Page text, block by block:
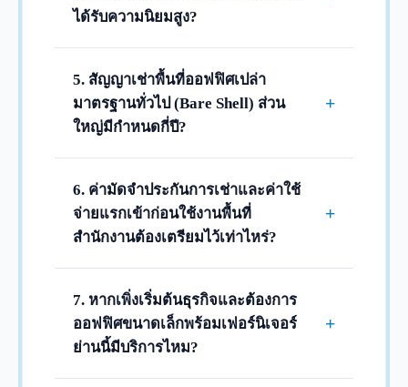
รถไฟฟ้าสายสีส้ม (ช่วงศูนย์วัฒนธรรมฯ-
และใกล้จุดขึ้นลงทางด่วนศรีรัช มอเตอร์เวย์
ทำให้เดินทางไปสนามบินสุวรรณภูมิหรือนิคม
อุตสาหกรรมฝั่งตะวันออกได้ง่ายมากครับ
ได้รับความนิยมสูง?
เช่น อาคารโอสถสภา, อาคารยูเอ็ม ทาวเวอร์
(UM Tower) ใกล้แยกคลองตัน, อาคารศุภาลัย
แกรนด์ ทาวเวอร์, อาคารโมเดิร์นฟอร์ม
รวมถึงตึกออฟฟิศมิกซ์ยูสใหม่ๆ ที่ตั้งอยู่ใกล้
ห้างสรรพสินค้าชั้นนำในย่านนี้ครับ
5. สัญญาเช่าพื้นที่ออฟฟิศเปล่า
มาตรฐานทั่วไป (Bare Shell) ส่วน
ใหญ่มีกำหนดกี่ปี?
+
เช่าเข้ามาออกแบบ กั้นห้อง และวางระบบ
ตกแต่งสถานที่เอง สัญญาเช่าทั่วไปจะเริ่มต้น
ที่ระยะเวลาขั้นต่ำ 3 ปีครับ เพื่อล็อกเรทราคา
เช่าครับ
6. ค่ามัดจำประกันการเช่าและค่าใช้
จ่ายแรกเข้าก่อนใช้งานพื้นที่
สำนักงานต้องเตรียมไว้เท่าไหร่?
+
สำนักงาน จะจัดเก็บเงินประกันการเช่า
(Deposit) จำนวน 3 เดือนของค่าเช่าและค่า
บริการ และชำระค่าเช่าล่วงหน้า (Advance)
7. หากเพิ่งเริ่มต้นธุรกิจและต้องการ
ออฟฟิศขนาดเล็กพร้อมเฟอร์นิเจอร์
ย่านนี้มีบริการไหม?
+